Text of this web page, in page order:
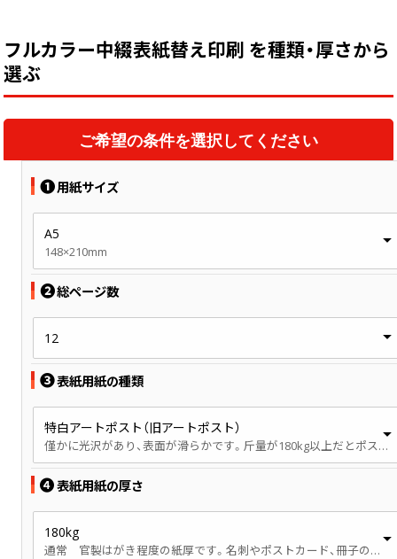
フルカラー中綴表紙替え印刷 を種類・厚さから
選ぶ
ご希望の条件を選択してください
❶用紙サイズ
A5
148×210mm
❷総ページ数
12
❸表紙用紙の種類
特白アートポスト（旧アートポスト）
僅かに光沢があり、表面が滑らかです。斤量が180kg以上だとポストカード製作でご注文が多い用紙です。
❹表紙用紙の厚さ
180kg
通常 官製はがき程度の紙厚です。名刺やポストカード、冊子の表紙などで使用されます。